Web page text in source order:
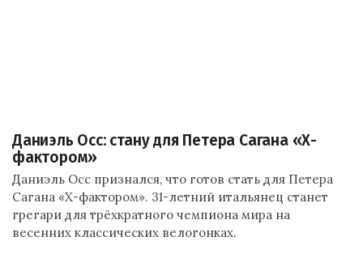
Даниэль Осс: стану для Петера Сагана «Х-
фактором»
Даниэль Осс признался, что готов стать для Петера
Сагана «Х-фактором». 31-летний итальянец станет
грегари для трёхкратного чемпиона мира на
весенних классических велогонках.